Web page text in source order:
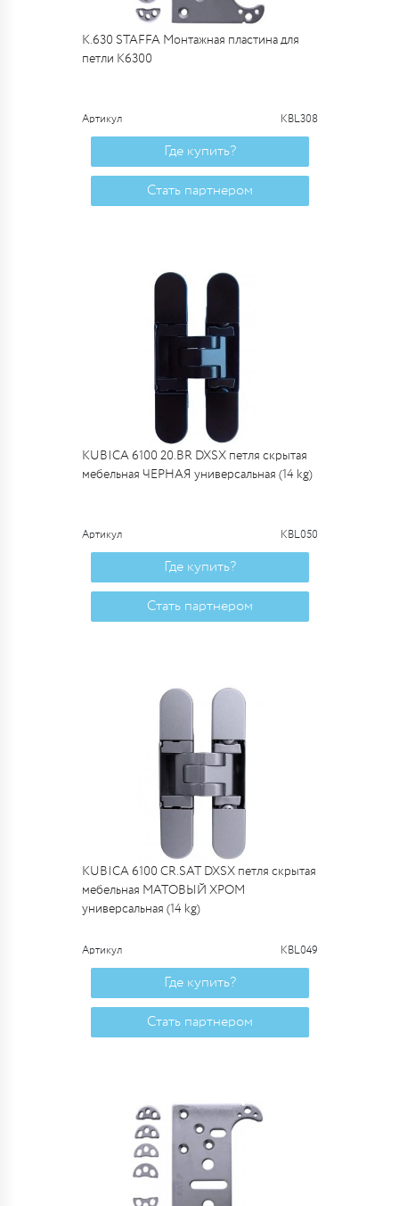
К.630 STAFFA Монтажная пластина для
петли К6300
Артикул KBL308
Где купить?
Стать партнером
KUBICA 6100 20.BR DXSX петля скрытая
мебельная ЧЕРНАЯ универсальная (14 kg)
Артикул KBL050
Где купить?
Стать партнером
KUBICA 6100 CR.SAT DXSX петля скрытая
мебельная МАТОВЫЙ ХРОМ
универсальная (14 kg)
Артикул KBL049
Где купить?
Стать партнером